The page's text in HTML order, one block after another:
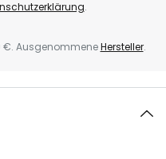
.
€. AusgenommeneHersteller.